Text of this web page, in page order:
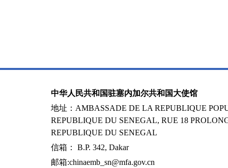
中华人民共和国驻塞内加尔共和国大使馆
地址：AMBASSADE DE LA REPUBLIQUE
REPUBLIQUE DU SENEGAL, RUE 18
REPUBLIQUE DU SENEGAL
信箱： B.P. 342, Dakar
邮箱:chinaemb_sn@mfa.gov.cn